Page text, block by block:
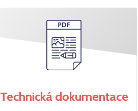
Technická dokumentace